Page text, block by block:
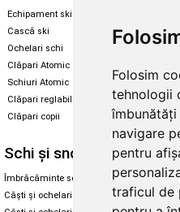
Folosim
tehnologii
navigare
pentru
traficul de
Echipament ski
Cască ski
Ochelari schi
Clăpari Atomic
Schiuri Atomic
Clăpari reglabili
Clăpari copii
Schi și snowboard
Îmbrăcăminte schi și snowboard
Căști și ochelari de iarnă